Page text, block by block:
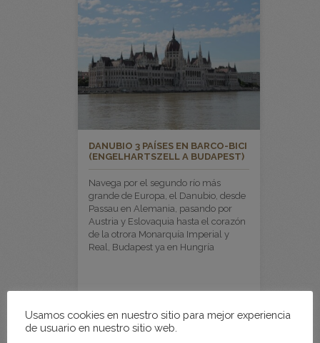
DANUBIO 3 PAÍSES EN BARCO-BICI
(ENGELHARTSZELL A BUDAPEST)
Navega por el segundo río más
grande de Europa, el Danubio, desde
Passau en Alemania, pasando por
Austria y Eslovaquia hasta el corazón
de la otrora Monarquía Imperial y
Real, Budapest ya en Hungría
Usamos cookies en nuestro sitio para mejor experiencia
de usuario en nuestro sitio web.